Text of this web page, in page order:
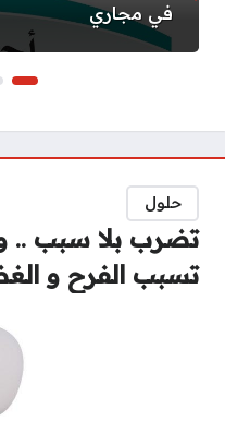
في مجاري
حلول
تضرب بلا سبب .. و
تسبب الفرح و